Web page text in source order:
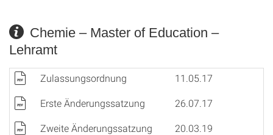
Chemie – Master of Education –
Lehramt
Zulassungsordnung
11.05.17
Erste Änderungssatzung
26.07.17
Zweite Änderungssatzung
20.03.19